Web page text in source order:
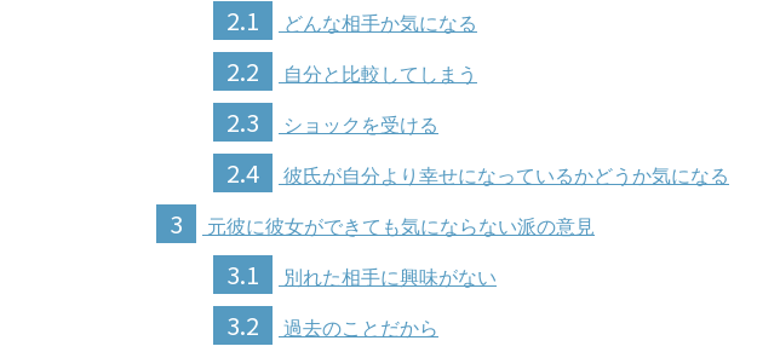
2.1 どんな相手か気になる
2.2 自分と比較してしまう
2.3 ショックを受ける
2.4 彼氏が自分より幸せになっているかどうか気になる
3 元彼に彼女ができても気にならない派の意見
3.1 別れた相手に興味がない
3.2 過去のことだから